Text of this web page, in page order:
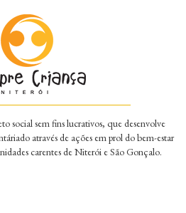
social sem fins lucrativos, que desenvolve
através de ações em prol do bem-estar
carentes de Niterói e São Gonçalo.